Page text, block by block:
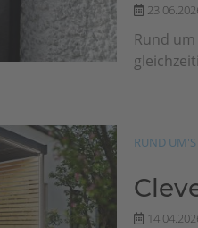
Rund
RUND